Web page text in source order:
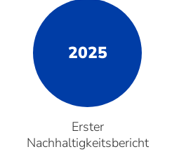
2025
Erster
Nachhaltigkeitsbericht